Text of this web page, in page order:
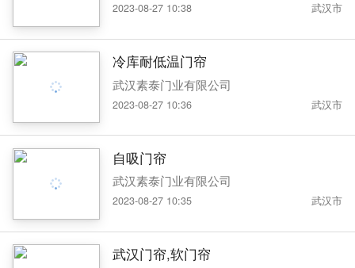
2023-08-27 10:38 武汉市
冷库耐低温门帘
武汉素泰门业有限公司
2023-08-27 10:36 武汉市
自吸门帘
武汉素泰门业有限公司
2023-08-27 10:35 武汉市
武汉门帘,软门帘